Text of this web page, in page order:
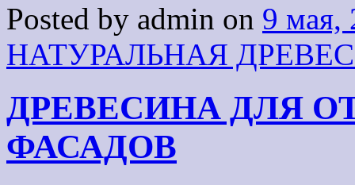
Posted by admin on 9 мая,
НАТУРАЛЬНАЯ
ДРЕВЕСИНА ДЛЯ
ФАСАДОВ